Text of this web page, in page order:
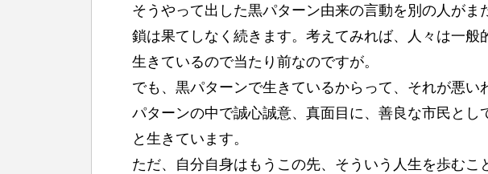
塾
そうやって出した黒パターン由来の言動を別の人がま
鎖は果てしなく続きます。考えてみれば、人々は一般
生きているので当たり前なのですが。
でも、黒パターンで生きているからって、それが悪
パターンの中で誠心誠意、真面目に、善良な市民とし
と生きています。
ただ、自分自身はもうこの先、そういう人生を歩むこ